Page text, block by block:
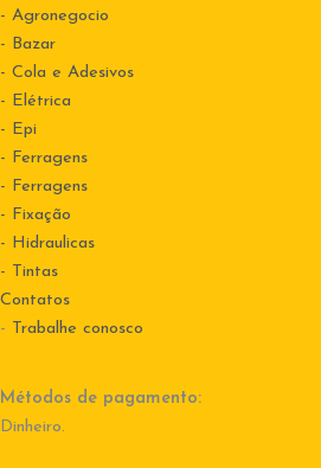
- Agronegocio
- Bazar
- Cola e Adesivos
- Elétrica
- Epi
- Ferragens
- Ferragens
- Fixação
- Hidraulicas
- Tintas
Contatos
- Trabalhe conosco
Métodos de pagamento:
Dinheiro.